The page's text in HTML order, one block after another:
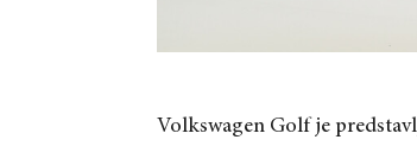
Volkswagen Golf je